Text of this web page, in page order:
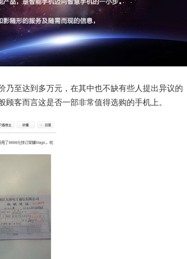
乃至达到多万元，在其中也不缺有些人提出异议的
客而言这是否一部非常值得选购的手机上。